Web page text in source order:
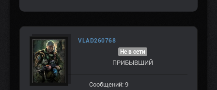
VLAD260768
Не в сети
ПРИБЫВШИЙ
Сообщений: 9